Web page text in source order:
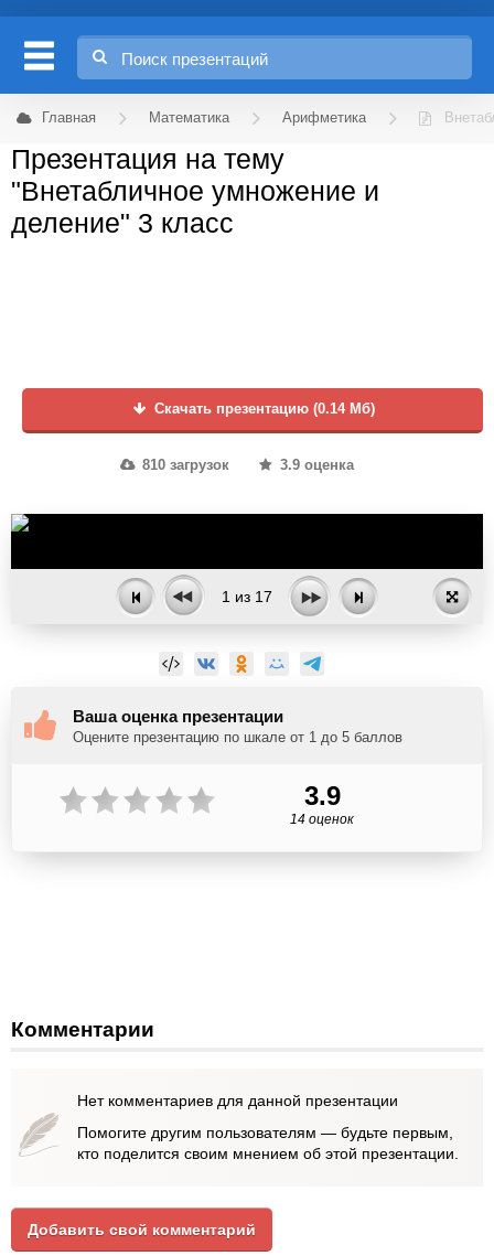
Главная Математика Арифметика
Презентация на тему
"Внетабличное умножение и
деление" 3 класс
Скачать презентацию (0.14 Мб)
810 загрузок 3.9 оценка
1 из 17
Ваша оценка презентации
Оцените презентацию по шкале от 1 до 5 баллов
3.9
14 оценок
Комментарии
Нет комментариев для данной презентации
Помогите другим пользователям — будьте первым,
кто поделится своим мнением об этой презентации.
Добавить свой комментарий